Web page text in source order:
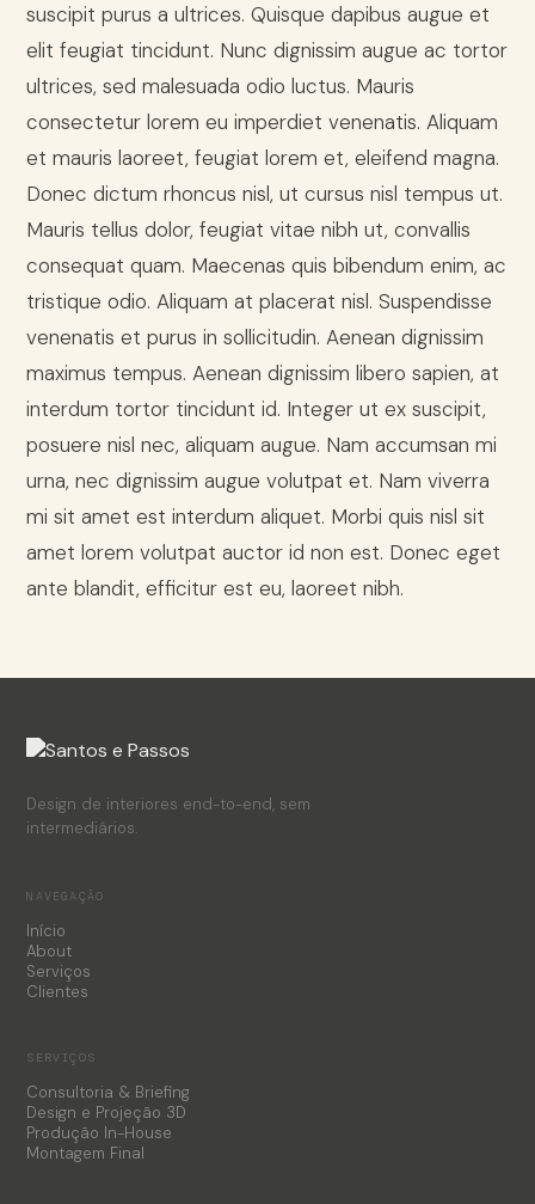
suscipit purus a ultrices. Quisque dapibus augue et
elit feugiat tincidunt. Nunc dignissim augue ac tortor
ultrices, sed malesuada odio luctus. Mauris
consectetur lorem eu imperdiet venenatis. Aliquam
et mauris laoreet, feugiat lorem et, eleifend magna.
Donec dictum rhoncus nisl, ut cursus nisl tempus ut.
Mauris tellus dolor, feugiat vitae nibh ut, convallis
consequat quam. Maecenas quis bibendum enim, ac
tristique odio. Aliquam at placerat nisl. Suspendisse
venenatis et purus in sollicitudin. Aenean dignissim
maximus tempus. Aenean dignissim libero sapien, at
interdum tortor tincidunt id. Integer ut ex suscipit,
posuere nisl nec, aliquam augue. Nam accumsan mi
urna, nec dignissim augue volutpat et. Nam viverra
mi sit amet est interdum aliquet. Morbi quis nisl sit
amet lorem volutpat auctor id non est. Donec eget
ante blandit, efficitur est eu, laoreet nibh.
Design de interiores end-to-end, sem
intermediários.
NAVEGAÇÃO
Início
About
Serviços
Clientes
SERVIÇOS
Consultoria & Briefing
Design e Projeção 3D
Produção In-House
Montagem Final